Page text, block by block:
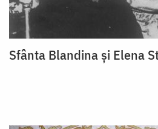
Sfânta Blandina și Elena